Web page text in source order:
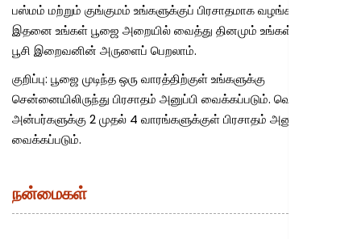
பஸ்மம் மற்றும் குங்குமம் உங்களுக்குப் பிரசாதமாக வழங்கப்படும்.
இதனை உங்கள் பூஜை அறையில் வைத்து தினமும் உங்கள் நெற்றியில்
பூசி இறைவனின் அருளைப் பெறலாம்.
குறிப்பு: பூஜை முடிந்த ஒரு வாரத்திற்குள் உங்களுக்கு
சென்னையிலிருந்து பிரசாதம் அனுப்பி வைக்கப்படும். வெளிநாட்டு
அன்பர்களுக்கு 2 முதல் 4 வாரங்களுக்குள் பிரசாதம் அனுப்பி
வைக்கப்படும்.
நன்மைகள்